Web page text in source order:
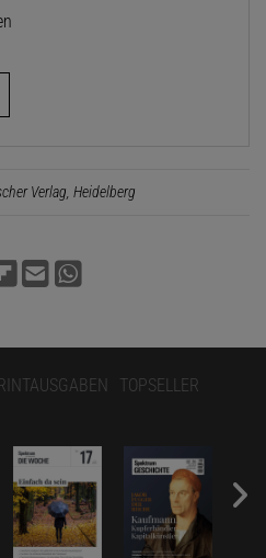
Verlag, Heidelberg
TOPSELLER